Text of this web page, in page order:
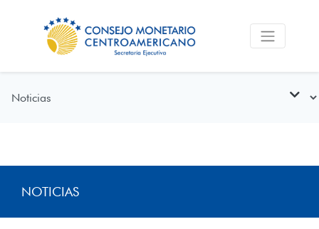
NOTICIAS